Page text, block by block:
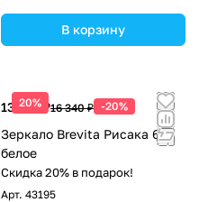
В корзину
20%
13 072 ₽16 340 ₽ -20%
Зеркало Brevita Рисака 60
белое
Скидка 20% в подарок!
Арт. 43195